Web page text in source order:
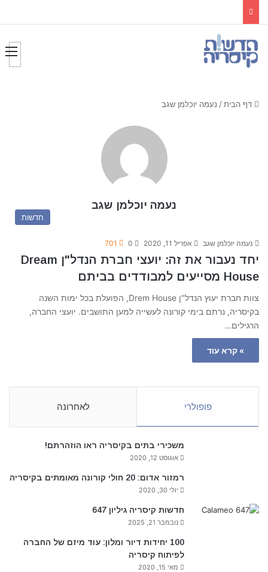
דף הבית/ נעמה יוכלמן שגב
נעמה יוכלמן שגב
חדשות
נעמה יוכלמן שגב אפריל 11, 2020 0
701
יחד נעבור את זה: יועצי חברת הנדל"ן Dream
House מסייעים למבודדים בביתם
צוות חברת יעוץ הנדל"ן Drem House, הפועלת בכל ימות השנה
בקיסריה, נרתם בימי קורונה לעשייה למען התושבים. יועצי החברה,
הרגילים…
» קרא עוד
פופולרי לאחרונה
משכירי בתים בקיסריה ראו הוזהרתם!
אוגוסט 12, 2020
רמזור אדום: 20 חולי קורונה מאומתים בקיסריה
יולי 30, 2020
חדשות קיסריה גיליון 647
נובמבר 21, 2025
100 יחידות דיור ומלון: עוד מיזם של החברה
לפיתוח קיסריה
מאי 15, 2020